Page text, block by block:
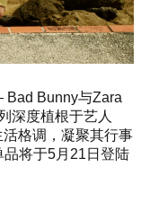
Bunny与Zara
深度植根于艺人
格调，凝聚其行事
将于5月21日登陆